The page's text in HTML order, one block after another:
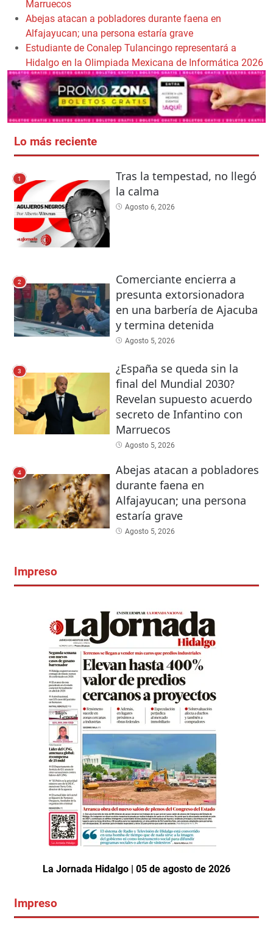
Marruecos
Abejas atacan a pobladores durante faena en
Alfajayucan; una persona estaría grave
Estudiante de Conalep Tulancingo representará a
Hidalgo en la Olimpiada Mexicana de Informática 2026
Lo más reciente
1
Tras la tempestad, no llegó
la calma
Agosto 6, 2026
2
Comerciante encierra a
presunta extorsionadora
en una barbería de Ajacuba
y termina detenida
Agosto 5, 2026
3
¿España se queda sin la
final del Mundial 2030?
Revelan supuesto acuerdo
secreto de Infantino con
Marruecos
Agosto 5, 2026
4
Abejas atacan a pobladores
durante faena en
Alfajayucan; una persona
estaría grave
Agosto 5, 2026
Impreso
La Jornada Hidalgo | 05 de agosto de 2026
Impreso